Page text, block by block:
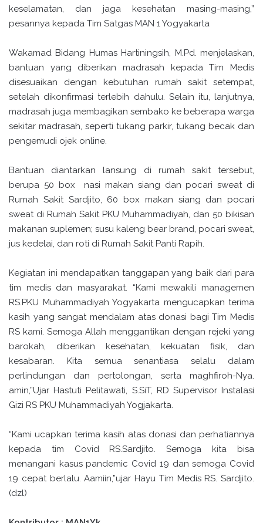
keselamatan, dan jaga kesehatan masing-masing,”
pesannya kepada Tim Satgas MAN 1 Yogyakarta
Wakamad Bidang Humas Hartiningsih, M.Pd. menjelaskan,
bantuan yang diberikan madrasah kepada Tim Medis
disesuaikan dengan kebutuhan rumah sakit setempat,
setelah dikonfirmasi terlebih dahulu. Selain itu, lanjutnya,
madrasah juga membagikan sembako ke beberapa warga
sekitar madrasah, seperti tukang parkir, tukang becak dan
pengemudi ojek online.
Bantuan diantarkan lansung di rumah sakit tersebut,
berupa 50 box nasi makan siang dan pocari sweat di
Rumah Sakit Sardjito, 60 box makan siang dan pocari
sweat di Rumah Sakit PKU Muhammadiyah, dan 50 bikisan
makanan suplemen; susu kaleng bear brand, pocari sweat,
jus kedelai, dan roti di Rumah Sakit Panti Rapih.
Kegiatan ini mendapatkan tanggapan yang baik dari para
tim medis dan masyarakat. “Kami mewakili managemen
RS.PKU Muhammadiyah Yogyakarta mengucapkan terima
kasih yang sangat mendalam atas donasi bagi Tim Medis
RS kami. Semoga Allah menggantikan dengan rejeki yang
barokah, diberikan kesehatan, kekuatan fisik, dan
kesabaran. Kita semua senantiasa selalu dalam
perlindungan dan pertolongan, serta maghfiroh-Nya.
amin,”Ujar Hastuti Pelitawati, S.SiT, RD Supervisor Instalasi
Gizi RS PKU Muhammadiyah Yogjakarta.
“Kami ucapkan terima kasih atas donasi dan perhatiannya
kepada tim Covid RS.Sardjito. Semoga kita bisa
menangani kasus pandemic Covid 19 dan semoga Covid
19 cepat berlalu. Aamiin,”ujar Hayu Tim Medis RS. Sardjito.
(dzl)